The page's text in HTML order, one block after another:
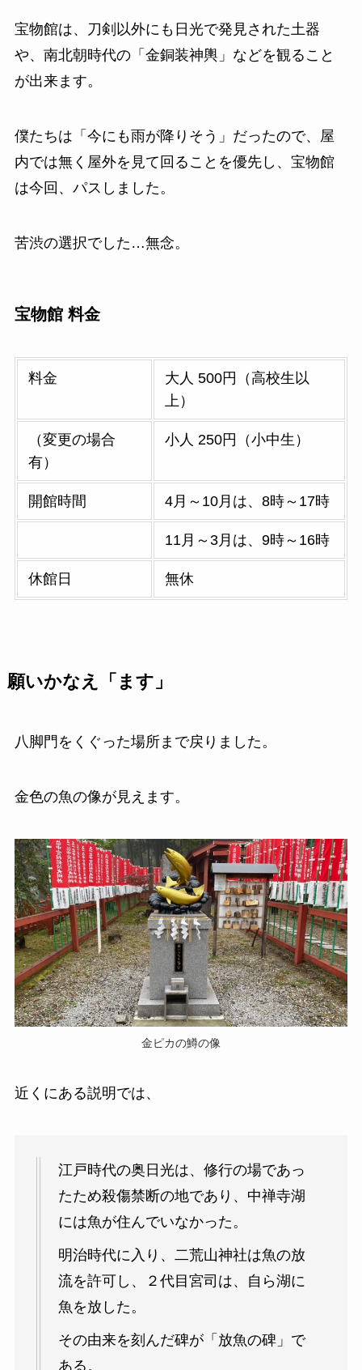
宝物館は、刀剣以外にも日光で発見された土器
や、南北朝時代の「金銅装神輿」などを観ること
が出来ます。
僕たちは「今にも雨が降りそう」だったので、屋
内では無く屋外を見て回ることを優先し、宝物館
は今回、パスしました。
苦渋の選択でした…無念。
宝物館 料金
料金
大人 500円（高校生以
上）
（変更の場合
有）
小人 250円（小中生）
開館時間 4月～10月は、8時～17時
11月～3月は、9時～16時
休館日 無休
願いかなえ「ます」
八脚門をくぐった場所まで戻りました。
金色の魚の像が見えます。
金ピカの鱒の像
近くにある説明では、
江戸時代の奥日光は、修行の場であっ
たため殺傷禁断の地であり、中禅寺湖
には魚が住んでいなかった。
明治時代に入り、二荒山神社は魚の放
流を許可し、２代目宮司は、自ら湖に
魚を放した。
その由来を刻んだ碑が「放魚の碑」で
ある。